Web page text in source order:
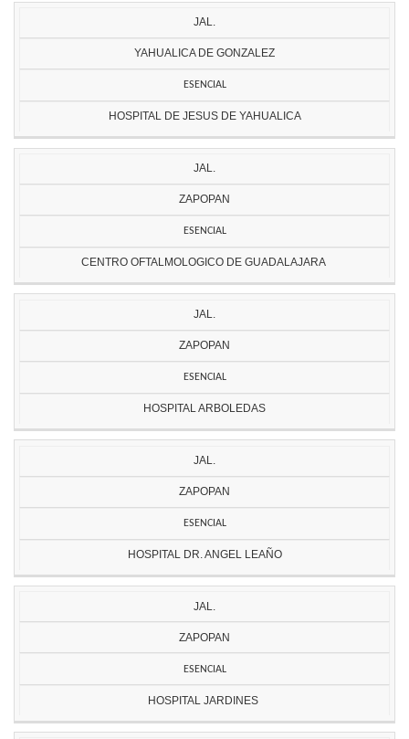
JAL.
YAHUALICA DE GONZALEZ
ESENCIAL
HOSPITAL DE JESUS DE YAHUALICA
JAL.
ZAPOPAN
ESENCIAL
CENTRO OFTALMOLOGICO DE GUADALAJARA
JAL.
ZAPOPAN
ESENCIAL
HOSPITAL ARBOLEDAS
JAL.
ZAPOPAN
ESENCIAL
HOSPITAL DR. ANGEL LEAÑO
JAL.
ZAPOPAN
ESENCIAL
HOSPITAL JARDINES